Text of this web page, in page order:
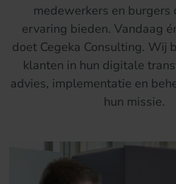
medewerkers en burgers
ervaring bieden. Vandaag
doet Cegeka Consulting. Wij
klanten in hun digitale
advies, implementatie en
hun missie.